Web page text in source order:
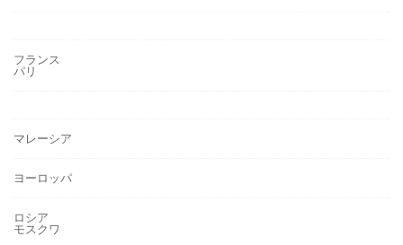
フランス
パリ
マレーシア
ヨーロッパ
ロシア
モスクワ